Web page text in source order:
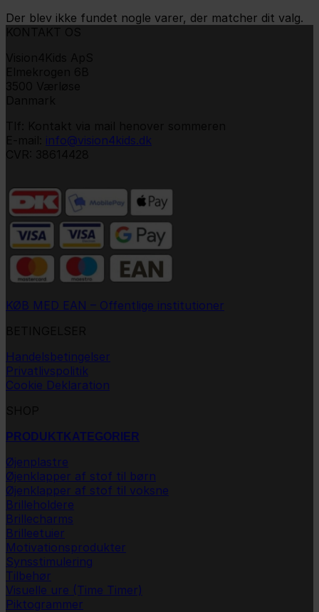
Der blev ikke fundet nogle varer, der matcher dit valg.
info@vision4kids.dk
KØB MED EAN – Offentlige institutioner
Handelsbetingelser
Privatlivspolitik
Cookie Deklaration
PRODUKTKATEGORIER
Øjenplastre
Øjenklapper af stof til børn
Øjenklapper af stof til voksne
Brilleholdere
Brillecharms
Brilleetuier
Motivationsprodukter
Synsstimulering
Tilbehør
Visuelle ure (Time Timer)
Piktogrammer